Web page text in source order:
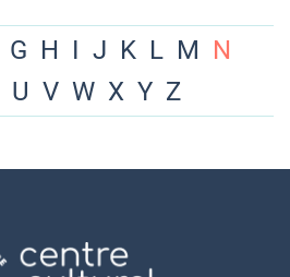
G H I J K L M N
U V W X Y Z